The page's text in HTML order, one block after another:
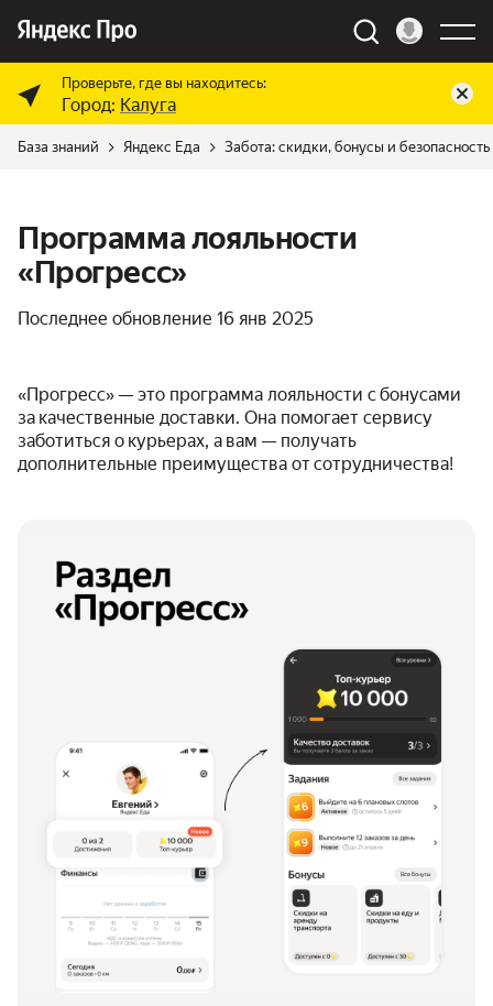
Проверьте, где вы находитесь:
Город: Калуга
База знаний Яндекс Еда Забота: скидки, бонусы и безопасность
Программа лояльности
«Прогресс»
Последнее обновление 16 янв 2025
«Прогресс» — это программа лояльности с бонусами
за качественные доставки. Она помогает сервису
заботиться о курьерах, а вам — получать
дополнительные преимущества от сотрудничества!